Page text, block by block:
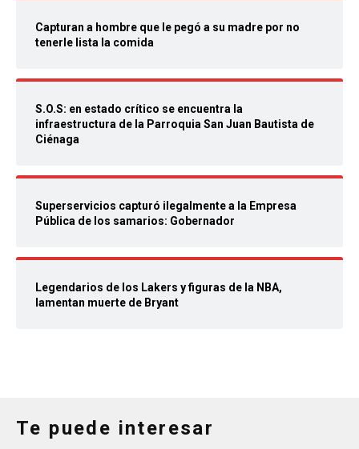
Capturan a hombre que le pegó a su madre por no
tenerle lista la comida
S.O.S: en estado crítico se encuentra la
infraestructura de la Parroquia San Juan Bautista de
Ciénaga
Superservicios capturó ilegalmente a la Empresa
Pública de los samarios: Gobernador
Legendarios de los Lakers y figuras de la NBA,
lamentan muerte de Bryant
Te puede interesar